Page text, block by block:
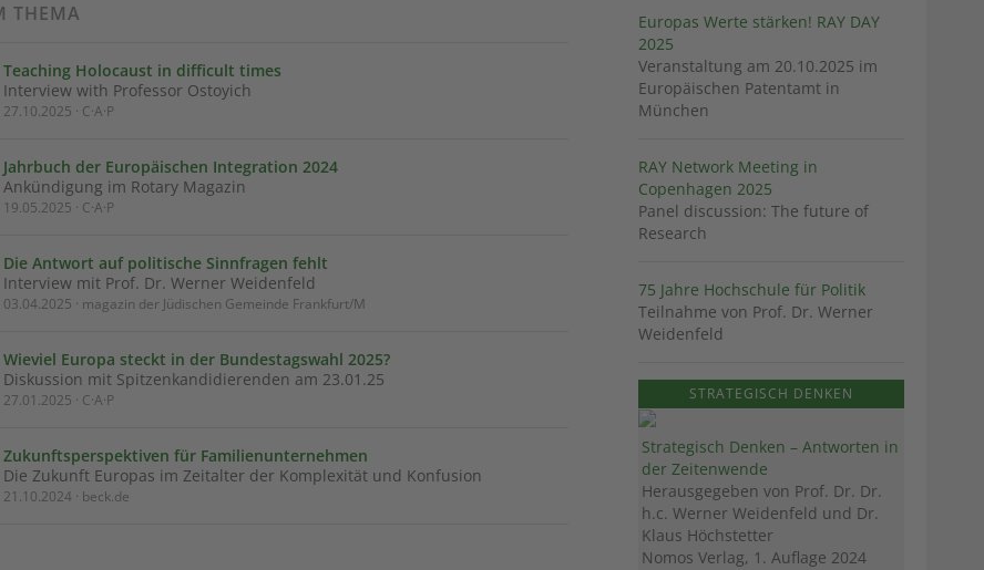
THEMA
Teaching Holocaust in difficult times
Interview with Professor Ostoyich
27.10.2025 · C·A·P
Jahrbuch der Europäischen Integration 2024
Ankündigung im Rotary Magazin
19.05.2025 · C·A·P
Die Antwort auf politische Sinnfragen fehlt
Interview mit Prof. Dr. Werner Weidenfeld
03.04.2025 · magazin der Jüdischen Gemeinde Frankfurt/M
Wieviel Europa steckt in der Bundestagswahl 2025?
Diskussion mit Spitzenkandidierenden am 23.01.25
27.01.2025 · C·A·P
Zukunftsperspektiven für Familienunternehmen
Die Zukunft Europas im Zeitalter der Komplexität und Konfusion
21.10.2024 · beck.de
Europas Werte stärken! RAY DAY
2025
Veranstaltung am 20.10.2025 im
Europäischen Patentamt in
München
RAY Network Meeting in
Copenhagen 2025
Panel discussion: The future of
Research
75 Jahre Hochschule für Politik
Teilnahme von Prof. Dr. Werner
Weidenfeld
STRATEGISCH DENKEN
Strategisch Denken – Antworten in
der Zeitenwende
Herausgegeben von Prof. Dr. Dr.
h.c. Werner Weidenfeld und Dr.
Klaus Höchstetter
Nomos Verlag, 1. Auflage 2024